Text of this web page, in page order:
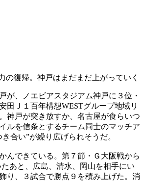
の復帰。神戸はまだまだ上がっていく
が、ノエビアスタジアム神戸に３位・
田Ｊ１百年構想WESTグループ地域リ
神戸が突き放すか、名古屋が食らいつ
ルを信条とするチーム同士のマッチア
合い”が繰り広げられそうだ。
んできている。第７節・Ｇ大阪戦から
あと、広島、清水、岡山を相手にい
り、３試合で勝点９を積み上げた。消